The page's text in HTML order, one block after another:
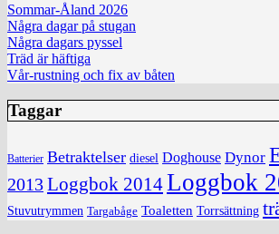
Sommar-Åland 2026
Några dagar på stugan
Några dagars pyssel
Träd är häftiga
Vår-rustning och fix av båten
Taggar
Batterier Betraktelser diesel Doghouse Dynor
2013Loggbok 2014Loggbok
Stuvutrymmen Targabåge Toaletten Torrsättning